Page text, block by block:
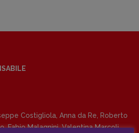
Costigliola Anna da Re
Roberto
,Fabio Malagnini,Valentina Marcoli,